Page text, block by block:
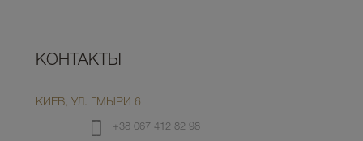
КОНТАКТЫ
КИЕВ, УЛ. ГМЫРИ 6
+38 067 412 82 98